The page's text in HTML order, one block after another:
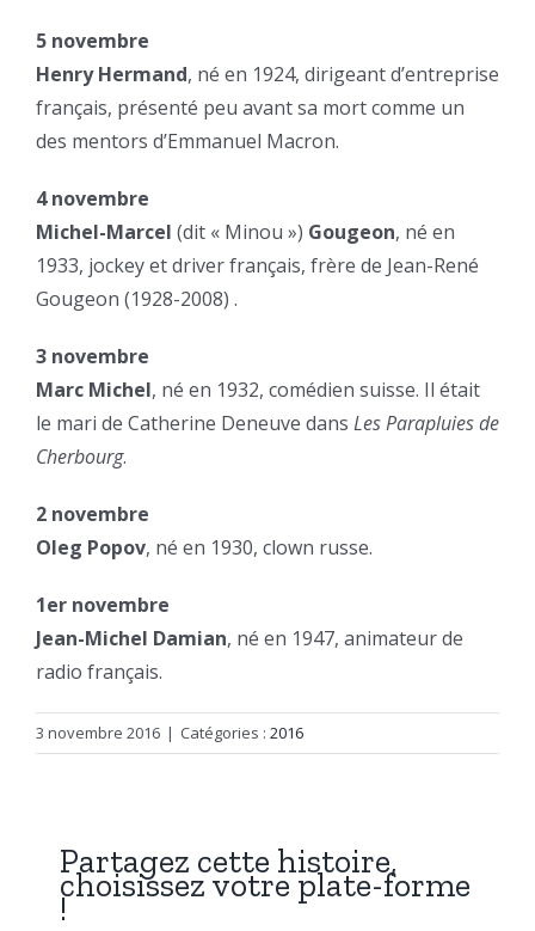
5 novembre
Henry Hermand, né en 1924, dirigeant d’entreprise
français, présenté peu avant sa mort comme un
des mentors d’Emmanuel Macron.
4 novembre
Michel-Marcel (dit « Minou ») Gougeon, né en
1933, jockey et driver français, frère de Jean-René
Gougeon (1928-2008) .
3 novembre
Marc Michel, né en 1932, comédien suisse. Il était
le mari de Catherine Deneuve dans Les Parapluies de
Cherbourg.
2 novembre
Oleg Popov, né en 1930, clown russe.
1er novembre
Jean-Michel Damian, né en 1947, animateur de
radio français.
3 novembre 2016 | Catégories : 2016
Partagez cette histoire,
choisissez votre plate-forme
!